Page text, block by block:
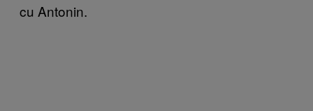
cu Antonin.